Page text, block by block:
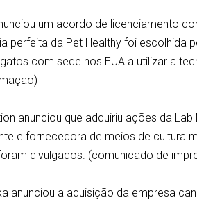
um acordo de licenciamento
perfeita da Pet Healthy foi escolhida
com sede nos EUA a utilizar a
anunciou que adquiriu ações da
e fornecedora de meios de cultura
divulgados. (comunicado de
anunciou a aquisição da empresa